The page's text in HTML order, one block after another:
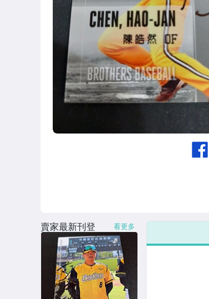
賣家最新刊登 看更多